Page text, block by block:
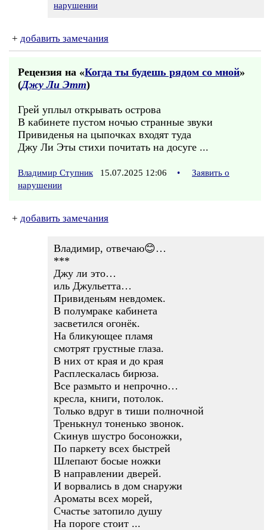
нарушении
+ добавить замечания
Рецензия на «Когда ты будешь рядом со мной»
(Джу Ли Этт)
Грей уплыл открывать острова
В кабинете пустом ночью странные звуки
Привиденья на цыпочках входят туда
Джу Ли Эты стихи почитать на досуге ...
Владимир Ступник 15.07.2025 12:06 •
Заявить о
нарушении
+ добавить замечания
Владимир, отвечаю😊…
***
Джу ли это…
иль Джульетта…
Привиденьям невдомек.
В полумраке кабинета
засветился огонёк.
На бликующее пламя
смотрят грустные глаза.
В них от края и до края
Расплескалась бирюза.
Все размыто и непрочно…
кресла, книги, потолок.
Только вдруг в тиши полночной
Тренькнул тоненько звонок.
Скинув шустро босоножки,
По паркету всех быстрей
Шлепают босые ножки
В направлении дверей.
И ворвались в дом снаружи
Ароматы всех морей,
Счастье затопило душу
На пороге стоит ...